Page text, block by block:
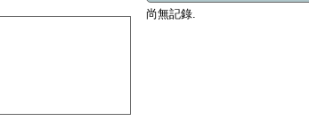
尚無記錄.